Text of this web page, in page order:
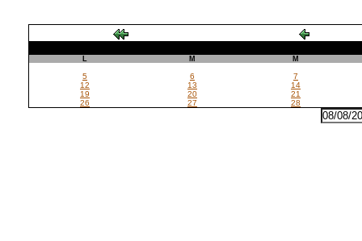
L M M
5 6
7
12
13
14
19
20
21
26
27 28